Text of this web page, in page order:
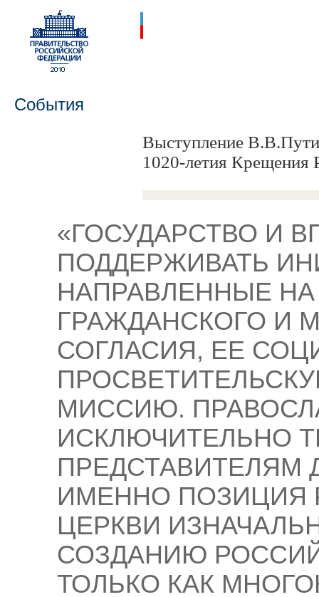
События
Выступление
1020-летия Крещения
«ГОСУДАРСТВО И
ПОДДЕРЖИВАТЬ
НАПРАВЛЕННЫЕ
ГРАЖДАНСКОГО И
СОГЛАСИЯ, ЕЕ
МИССИЮ.
ИСКЛЮЧИТЕЛЬНО
ПРЕДСТАВИТЕЛЯМ
ИМЕННО ПОЗИЦИЯ
ЦЕРКВИ
СОЗДАНИЮ
ТОЛЬКО КАК